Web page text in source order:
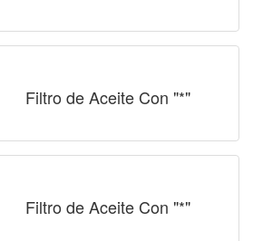
Filtro de Aceite Con "*"
Filtro de Aceite Con "*"